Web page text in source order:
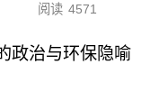
阅读 4571
政治与环保隐喻